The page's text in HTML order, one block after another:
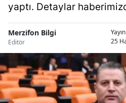
yaptı. Detaylar
Merzifon Bilgi
Editör
25